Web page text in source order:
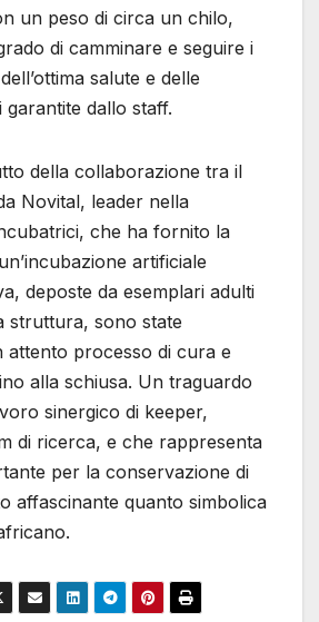
un peso di circa un chilo,
di camminare e seguire i
salute e delle
garantite dallo staff.
della collaborazione tra il
Novital, leader nella
che ha fornito la
artificiale
deposte da esemplari adulti
struttura, sono state
attento processo di cura e
alla schiusa. Un traguardo
sinergico di keeper,
di ricerca, e che rappresenta
per la conservazione di
affascinante quanto simbolica